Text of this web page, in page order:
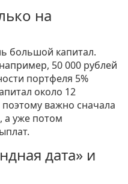
на
большой капитал.
50 000 рублей
портфеля 5%
около 12
важно сначала
а уже потом
дата» и